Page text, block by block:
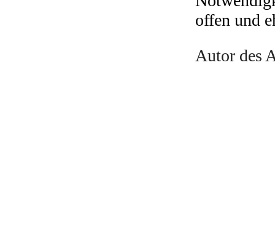
offen und
Autor des